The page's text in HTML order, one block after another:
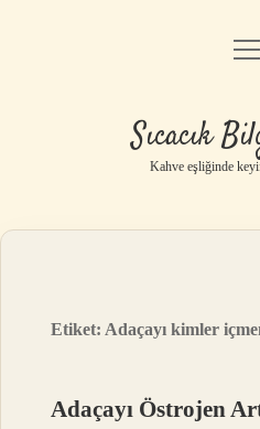
Yasal
Sıcacık
Kahve eşliğinde
Etiket: Adaçayı kimler
Adaçayı Östrojen